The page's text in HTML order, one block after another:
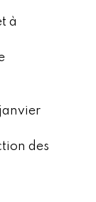
à
des